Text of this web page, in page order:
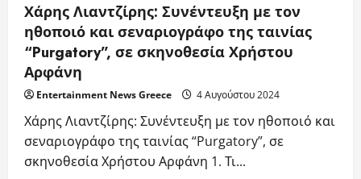
Χάρης Λιαντζίρης: Συνέντευξη με τον
ηθοποιό και σεναριογράφο της ταινίας
“Purgatory”, σε σκηνοθεσία Χρήστου
Αρφάνη
Entertainment News Greece 4 Αυγούστου 2024
Χάρης Λιαντζίρης: Συνέντευξη με τον ηθοποιό και
σεναριογράφο της ταινίας “Purgatory”, σε
σκηνοθεσία Χρήστου Αρφάνη 1. Τι...